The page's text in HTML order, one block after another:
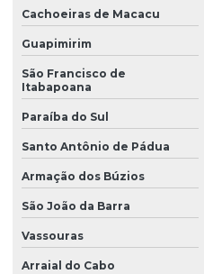
Cachoeiras de Macacu
Guapimirim
São Francisco de
Itabapoana
Paraíba do Sul
Santo Antônio de Pádua
Armação dos Búzios
São João da Barra
Vassouras
Arraial do Cabo